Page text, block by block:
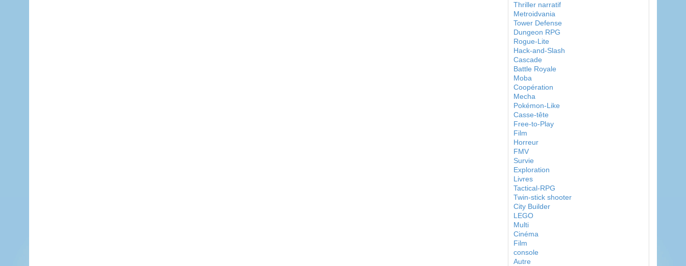
Thriller narratif
Metroidvania
Tower Defense
Dungeon RPG
Rogue-Lite
Hack-and-Slash
Cascade
Battle Royale
Moba
Coopération
Mecha
Pokémon-Like
Casse-tête
Free-to-Play
Film
Horreur
FMV
Survie
Exploration
Livres
Tactical-RPG
Twin-stick shooter
City Builder
LEGO
Multi
Cinéma
Film
console
Autre